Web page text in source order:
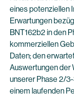
eines potenziellen
Erwartungen
BNT162b2 in den
kommerziellen
Daten; den
Auswertungen der
unserer Phase 2/
einem laufenden